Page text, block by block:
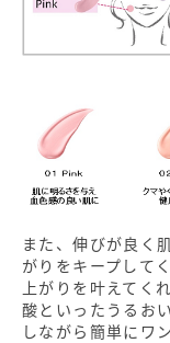
また、伸びが良く
がりをキープして
上がりを叶えてく
酸といったうるお
しながら簡単にワ